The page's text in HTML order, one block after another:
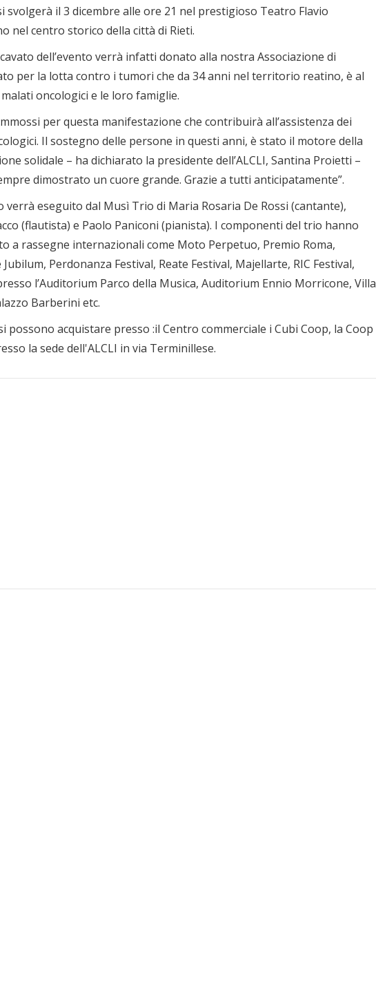
svolgerà il 3 dicembre alle ore 21 nel prestigioso Teatro Flavio
nel centro storico della città di Rieti.
dell’evento verrà infatti donato alla nostra Associazione di
per la lotta contro i tumori che da 34 anni nel territorio reatino, è al
oncologici e le loro famiglie.
per questa manifestazione che contribuirà all’assistenza dei
Il sostegno delle persone in questi anni, è stato il motore della
solidale – ha dichiarato la presidente dell’ALCLI, Santina Proietti –
dimostrato un cuore grande. Grazie a tutti anticipatamente”.
verrà eseguito dal Musì Trio di Maria Rosaria De Rossi (cantante),
(flautista) e Paolo Paniconi (pianista). I componenti del trio hanno
a rassegne internazionali come Moto Perpetuo, Premio Roma,
Jubilum, Perdonanza Festival, Reate Festival, Majellarte, RIC Festival,
l’Auditorium Parco della Musica, Auditorium Ennio Morricone, Villa
Barberini etc.
possono acquistare presso :il Centro commerciale i Cubi Coop, la Coop
la sede dell'ALCLI in via Terminillese.